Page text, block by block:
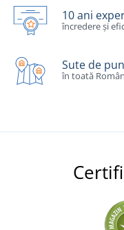
10 ani
încredere și
Sute de
în toată